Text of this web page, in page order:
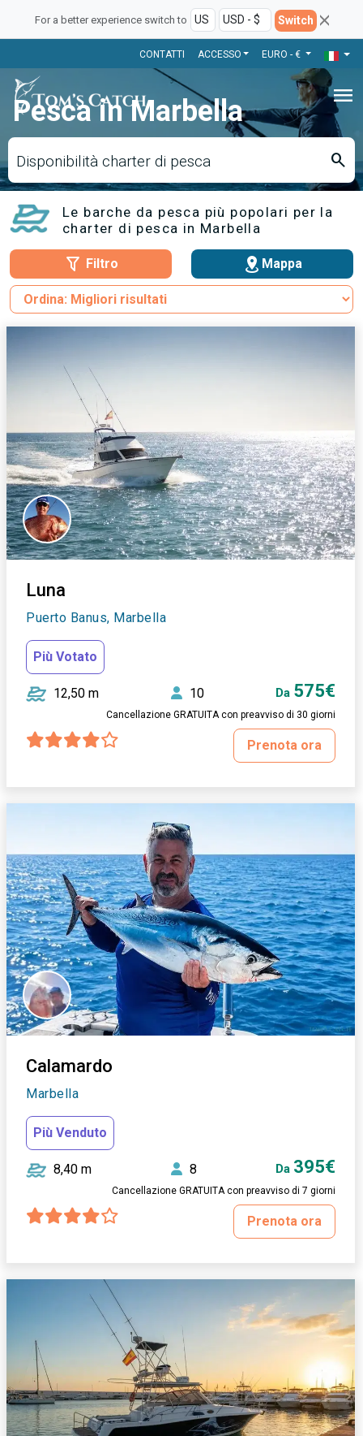
For a better experience switch to Switch
CONTATTI ACCESSO EURO - €
menu
Pesca in Marbella
Disponibilità charter di pesca search
Le barche da pesca più popolari per la
charter di pesca in Marbella
Filtro Mappa
Luna
Puerto Banus, Marbella
Più Votato
12,50 m 10 Da 575€
Cancellazione GRATUITA con preavviso di 30 giorni
Prenota ora
Calamardo
Marbella
Più Venduto
8,40 m 8 Da 395€
Cancellazione GRATUITA con preavviso di 7 giorni
Prenota ora